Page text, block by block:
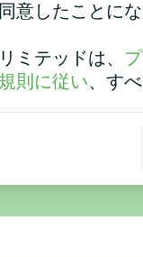
個人宅
タット マイコンド
ート
意したことにな
ミテッドは、
則に従い、す